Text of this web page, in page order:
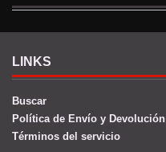
LINKS
Buscar
Política de Envío y Devolución
Términos del servicio